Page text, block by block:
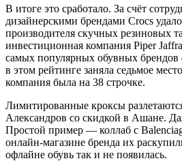
В итоге это сработало. За счёт
дизайнерскими брендами Crocs
производителя скучных резиновых
инвестиционная компания Piper
самых популярных обувных брендов
в этом рейтинге заняла седьмое
компания была на 38 строчке.
Лимитированные кроксы
Александров со скидкой в Ашане.
Простой пример — коллаб с
онлайн-магазине бренда их
офлайне обувь так и не появилась.